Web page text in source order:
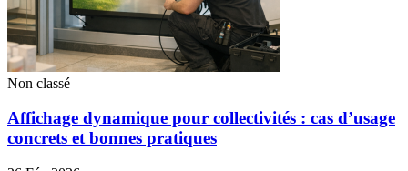
Non classé
Affichage dynamique pour collectivités : cas d’usage
concrets et bonnes pratiques